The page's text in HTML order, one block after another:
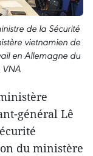
de la Sécurité
vietnamien de
en Allemagne du
VNA
général Lê
du ministère